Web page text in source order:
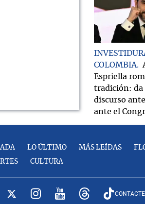
COLOMBIA
Espriella
tradición: da
discurso
ante el
LO ÚLTIMO MÁS LEÍDAS
CULTURA